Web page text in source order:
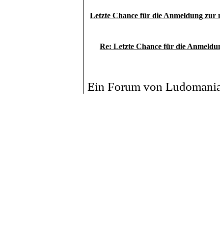
Letzte Chance für die Anmeldung zur
Re: Letzte Chance für die
Ein Forum von